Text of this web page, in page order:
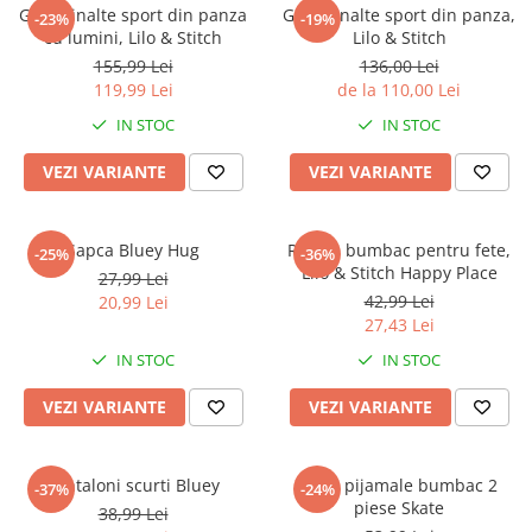
Captain america
Bakugan
Liga Dreptatii
Buzz Lightyear
My Little Pony
Planes
EplusM
Tom & Jerry
Transformers
Incaltaminte baieti
Ghete si cizme baieti
Pantofi baieti
Papuci si slapi baieti
Sandale baieti
Marvel
Monsters Inc.
La casa de papel
Nasa
Kids Euroswan
Rainbow High
Garfield
Nightmare before Christmas
EplusM
Perletti
Arditex
-23%
Ghete inalte sport din panza
cu lumini, Lilo & Stitch
155,99 Lei
119,99 Lei
IN STOC
VEZI VARIANTE
-19%
Ghete inalte sport din panza,
Lilo & Stitch
136,00 Lei
de la 110,00 Lei
IN STOC
VEZI VARIANTE
-25%Sapca Bluey Hug
27,99 Lei
20,99 Lei
IN STOC
VEZI VARIANTE
-36%
Rochie bumbac pentru fete,
Lilo & Stitch Happy Place
42,99 Lei
27,43 Lei
IN STOC
VEZI VARIANTE
-37%
Pantaloni scurti Bluey
38,99 Lei
-24%
Set 2 pijamale bumbac 2
piese Skate